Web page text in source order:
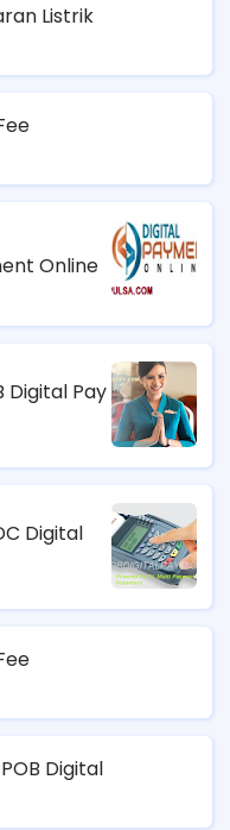
Listrik
Online
Digital Pay
Digital
Digital